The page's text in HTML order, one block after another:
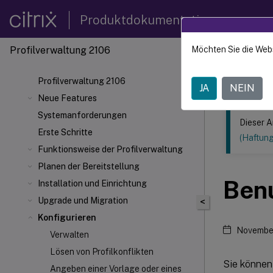
Produktdokumentation
Profilverwaltung 2106
Profilverwaltung 2106
Neue Features
Systemanforderungen
Erste Schritte
Funktionsweise der Profilverwaltung
Planen der Bereitstellung
Installation und Einrichtung
Upgrade und Migration
Konfigurieren
Verwalten
Lösen von Profilkonflikten
Angeben einer Vorlage oder eines
Dieser Inhalt
<
Dieser
Sie
Möchten Sie die
JA NEIN